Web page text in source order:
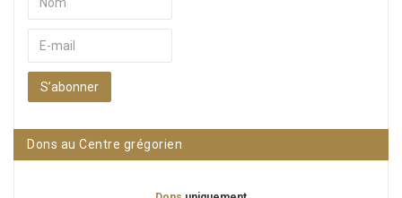
S’abonner
Dons au Centre grégorien